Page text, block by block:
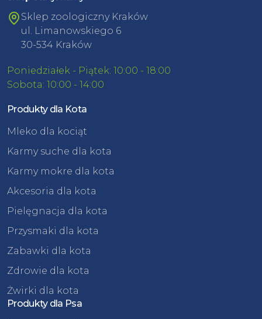
Sklep zoologiczny Kraków
ul. Limanowskiego 6
30-534 Kraków
Poniedziałek - Piątek: 10:00 - 18:00
Sobota: 10:00 - 14:00
Produkty dla Kota
Mleko dla kociąt
Karmy suche dla kota
Karmy mokre dla kota
Akcesoria dla kota
Pielęgnacja dla kota
Przysmaki dla kota
Zabawki dla kota
Zdrowie dla kota
Żwirki dla kota
Produkty dla Psa